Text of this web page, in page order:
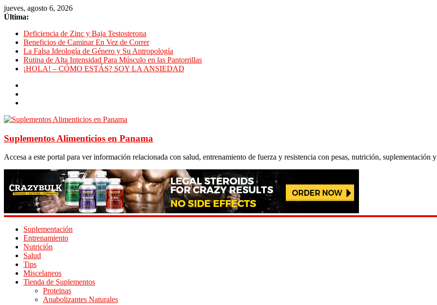
jueves, agosto 6, 2026
Última:
Deficiencia de Zinc y Baja Testosterona
Beneficios de Caminar En Vez de Correr
La Falsa Ideología de Género y Su Antropología
Rutina de Alta Intensidad Para Músculo en las Pantorrillas
¡HOLA! – CÓMO ESTÁS? SOY LA ANSIEDAD
Suplementos Alimenticios en Panama
Accesa a este portal para ver información relacionada con salud, entrenamiento de fuerza y resistencia con pesas, nutrición, suplementación
Suplementación
Entrenamiento
Nutrición
Salud
Tips
Miscelaneos
Tienda de Suplementos
Proteinas
Anabolizantes Naturales